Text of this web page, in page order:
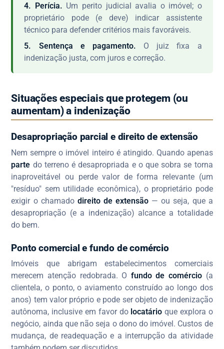
4. Perícia. Um perito judicial avalia o imóvel; o
proprietário pode (e deve) indicar assistente
técnico para defender critérios mais favoráveis.
5. Sentença e pagamento. O juiz fixa a
indenização justa, com juros e correção.
Situações especiais que protegem (ou
aumentam) a indenização
Desapropriação parcial e direito de extensão
Nem sempre o imóvel inteiro é atingido. Quando apenas
parte do terreno é desapropriada e o que sobra se torna
inaproveitável ou perde valor de forma relevante (um
"resíduo" sem utilidade econômica), o proprietário pode
exigir o chamado direito de extensão — ou seja, que a
desapropriação (e a indenização) alcance a totalidade
do bem.
Ponto comercial e fundo de comércio
Imóveis que abrigam estabelecimentos comerciais
merecem atenção redobrada. O fundo de comércio (a
clientela, o ponto, o aviamento construído ao longo dos
anos) tem valor próprio e pode ser objeto de indenização
autônoma, inclusive em favor do locatário que explora o
negócio, ainda que não seja o dono do imóvel. Custos de
mudança, de readequação e a interrupção da atividade